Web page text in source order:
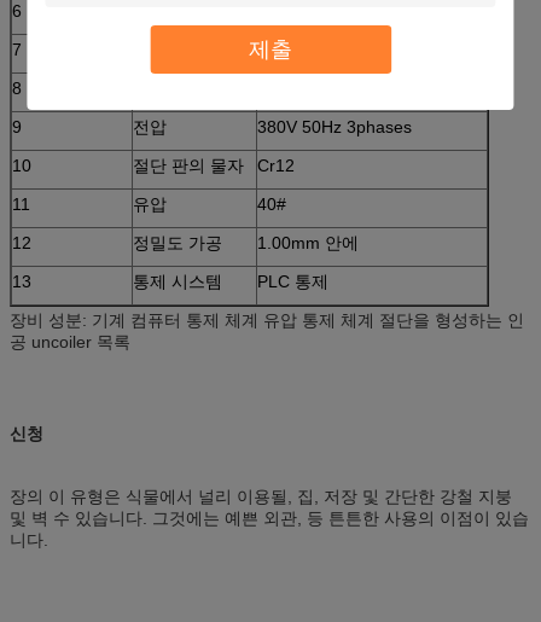
제출
6
7
20m/min
8
9
전압
380V 50Hz 3phases
10
절단 판의 물자
Cr12
11
유압
40#
12
정밀도 가공
1.00mm 안에
13
통제 시스템
PLC 통제
장비 성분: 기계 컴퓨터 통제 체계 유압 통제 체계 절단을 형성하는 인
공 uncoiler 목록
신청
장의 이 유형은 식물에서 널리 이용될, 집, 저장 및 간단한 강철 지붕
및 벽 수 있습니다. 그것에는 예쁜 외관, 등 튼튼한 사용의 이점이 있습
니다.